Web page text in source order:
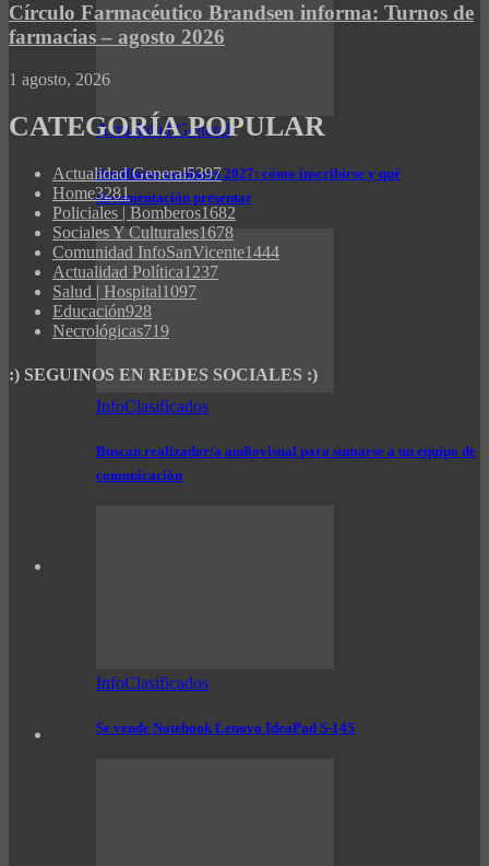
Actualidad General
Auxiliares escolares 2027: cómo inscribirse y qué
documentación presentar
InfoClasificados
Buscan realizador/a audiovisual para sumarse a un equipo de
comunicación
InfoClasificados
Se vende Notebook Lenovo IdeaPad S-145
Círculo Farmacéutico Brandsen informa: Turnos de
farmacias – agosto 2026
1 agosto, 2026
CATEGORÍA POPULAR
Actualidad General5397
Home3281
Policiales | Bomberos1682
Sociales Y Culturales1678
Comunidad InfoSanVicente1444
Actualidad Política1237
Salud | Hospital1097
Educación928
Necrológicas719
:) SEGUINOS EN REDES SOCIALES :)